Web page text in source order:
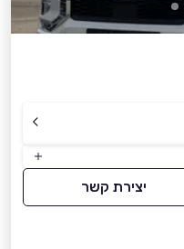
יצירת קשר